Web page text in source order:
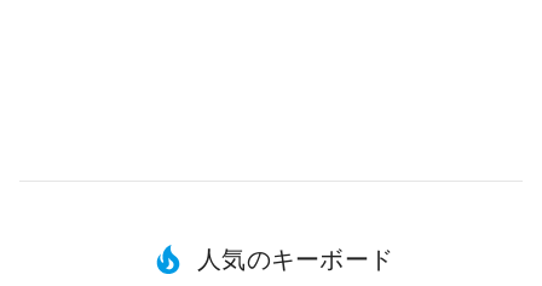
人気のキーボード